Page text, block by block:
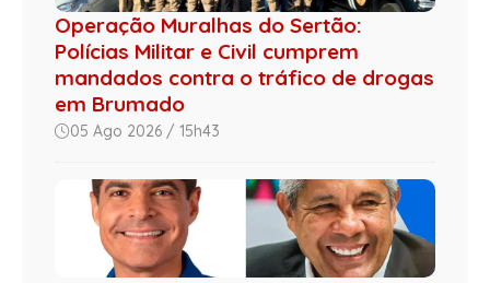
Operação Muralhas do Sertão:
Polícias Militar e Civil cumprem
mandados contra o tráfico de drogas
em Brumado
05 Ago 2026 / 15h43